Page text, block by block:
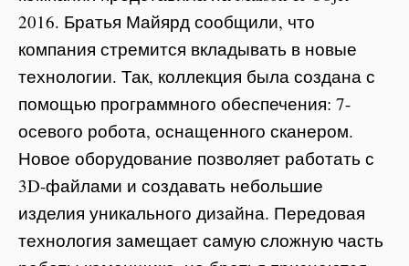
2016. Братья Майярд сообщили, что
компания стремится вкладывать в новые
технологии. Так, коллекция была создана с
помощью программного обеспечения: 7-
осевого робота, оснащенного сканером.
Новое оборудование позволяет работать с
3D-файлами и создавать небольшие
изделия уникального дизайна. Передовая
технология замещает самую сложную часть